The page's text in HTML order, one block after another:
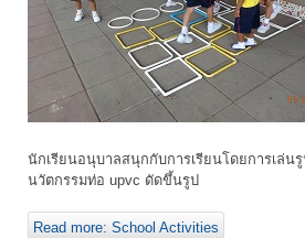
นักเรียนอนุบาลสนุกกับการเรียนโดยการเล่น
นวัตกรรมท่อ upvc ดัดขึ้นรูป
Read more: School Activities